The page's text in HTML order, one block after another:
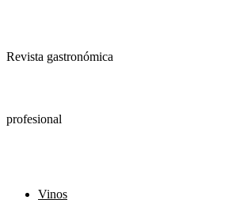
Revista gastronómica
profesional
Vinos